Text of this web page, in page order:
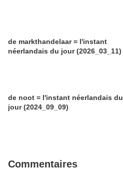
de markthandelaar = l'instant
néerlandais du jour (2026_03_11)
de noot = l'instant néerlandais du
jour (2024_09_09)
Commentaires